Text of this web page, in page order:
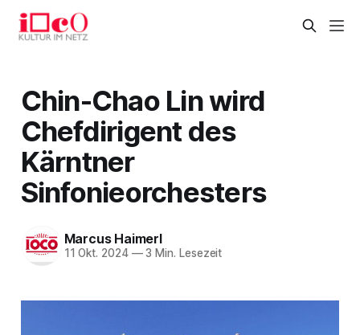
Chin-Chao Lin wird
Chefdirigent des
Kärntner
Sinfonieorchesters
Marcus Haimerl
11 Okt. 2024 —3 Min. Lesezeit